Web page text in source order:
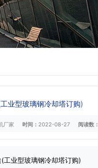
业型玻璃钢冷却塔订购)
厂家 时间： 2022-08-27 阅读数：